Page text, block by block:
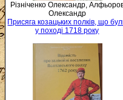
Різніченко Олександр,
Олександр
Присяга козацьких полків, що
у поході 1718 року